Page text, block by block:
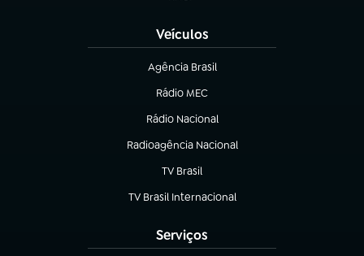
Veículos
Agência Brasil
(abre em nova aba)
Rádio MEC
Rádio Nacional
(abre em nova aba)
Radioagência Nacional
(abre em nova aba)
TV Brasil
(abre em nova aba)
TV Brasil Internacional
(abre em nova aba)
Serviços